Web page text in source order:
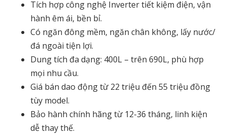
Tích hợp công nghệ Inverter tiết kiệm điện, vận
hành êm ái, bền bỉ.
Có ngăn đông mềm, ngăn chân không, lấy nước/
đá ngoài tiện lợi.
Dung tích đa dạng: 400L – trên 690L, phù hợp
mọi nhu cầu.
Giá bán dao động từ 22 triệu đến 55 triệu đồng
tùy model.
Bảo hành chính hãng từ 12-36 tháng, linh kiện
dễ thay thế.